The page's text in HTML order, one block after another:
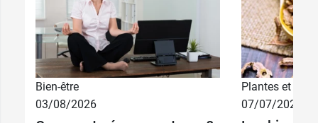
Bien-être
03/08/2026
Plantes et
07/07/2026